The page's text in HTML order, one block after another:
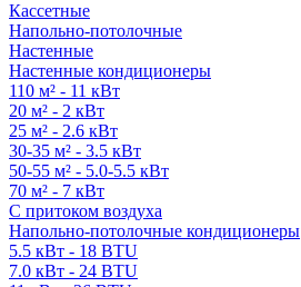
Кассетные
Напольно-потолочные
Настенные
Настенные кондиционеры
110 м² - 11 кВт
20 м² - 2 кВт
25 м² - 2.6 кВт
30-35 м² - 3.5 кВт
50-55 м² - 5.0-5.5 кВт
70 м² - 7 кВт
С притоком воздуха
Напольно-потолочные кондиционеры
5.5 кВт - 18 BTU
7.0 кВт - 24 BTU